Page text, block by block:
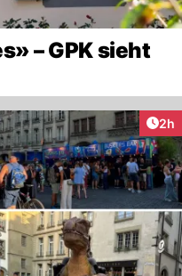
– GPK sieht
2h